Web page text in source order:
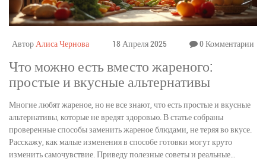
АвторАлиса Чернова 18 Апреля 2025 0 Комментарии
Что можно есть вместо жареного:
простые и вкусные альтернативы
Многие любят жареное, но не все знают, что есть простые и вкусные
альтернативы, которые не вредят здоровью. В статье собраны
проверенные способы заменить жареное блюдами, не теряя во вкусе.
Расскажу, как малые изменения в способе готовки могут круто
изменить самочувствие. Приведу полезные советы и реальные